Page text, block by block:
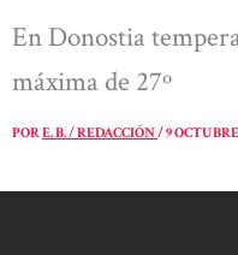
En Donostia
máxima de 27º
PORE. B. / REDACCIÓN/9